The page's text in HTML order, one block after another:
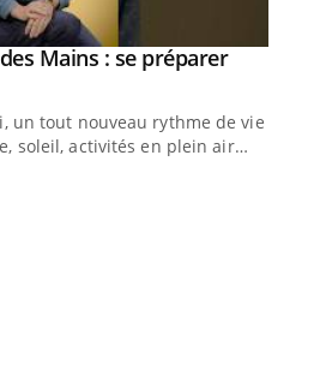
Mains : se préparer
un tout nouveau rythme de vie !
soleil, activités en plein air…